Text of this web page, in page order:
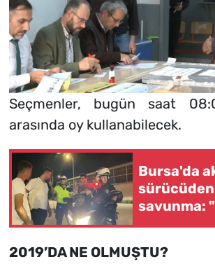
Seçmenler, bugün saat
arasında oy kullanabilecek.
Bursa'da
savunma:
ikizim var"
2019’DA NE OLMUŞTU?